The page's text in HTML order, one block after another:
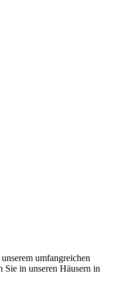
umfangreichen
in unseren Häusern in